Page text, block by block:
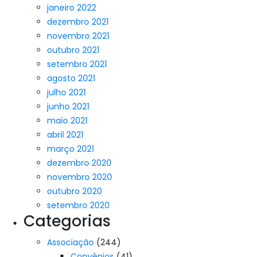
janeiro 2022
dezembro 2021
novembro 2021
outubro 2021
setembro 2021
agosto 2021
julho 2021
junho 2021
maio 2021
abril 2021
março 2021
dezembro 2020
novembro 2020
outubro 2020
setembro 2020
Categorias
Associação (244)